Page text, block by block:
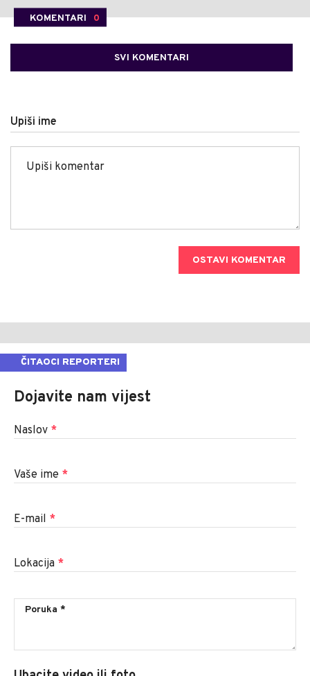
KOMENTARI 0
SVI KOMENTARI
Upiši ime
OSTAVI KOMENTAR
ČITAOCI REPORTERI
Dojavite nam vijest
Naslov *
Vaše ime *
E-mail *
Lokacija *